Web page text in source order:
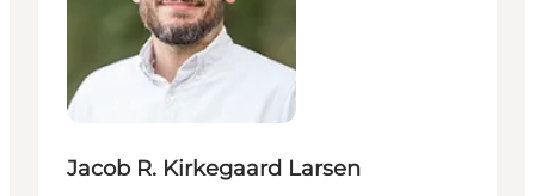
Jacob R. Kirkegaard Larsen